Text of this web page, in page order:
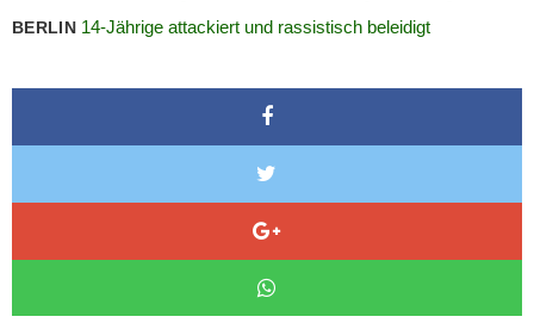
BERLIN 14-Jährige attackiert und rassistisch beleidigt